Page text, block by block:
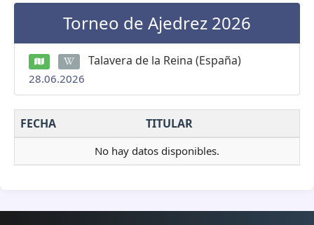
Torneo de Ajedrez 2026
Talavera de la Reina (España)
28.06.2026
FECHA TITULAR
No hay datos disponibles.